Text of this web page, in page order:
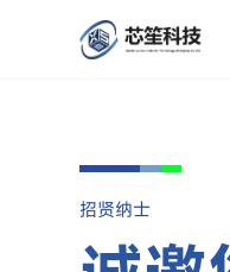
招贤纳士